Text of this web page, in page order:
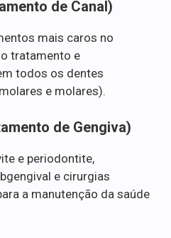
de Canal)
mais caros no
tratamento e
todos os dentes
e molares).
de Gengiva)
e periodontite,
e cirurgias
a manutenção da saúde